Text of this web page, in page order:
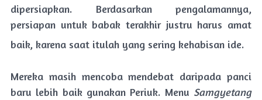
dipersiapkan. Berdasarkan pengalamannya,
persiapan untuk babak terakhir justru harus amat
baik, karena saat itulah yang sering kehabisan ide.
Mereka masih mencoba mendebat daripada panci
baru lebih baik gunakan Periuk. Menu Samgyetang